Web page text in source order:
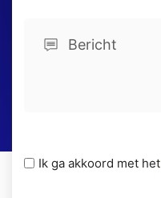
(Vereist)
(Vereist)
Ik ga akkoord met het